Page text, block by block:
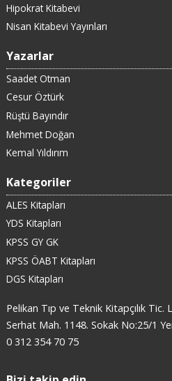
Hipokrat Kitabevi
Nisan Kitabevi Yayınları
Yazarlar
Saadet Otman
Cesur Öztürk
Rüştü Bayındır
Mehmet Doğan
Kemal Yıldırım
Kategoriler
ALES Kitapları
YDS Kitapları
KPSS GY GK
KPSS ÖABT Kitapları
DGS Kitapları
Pelikan Tıp ve Teknik Kitapçılık Tic.
Serhat Mah. 1148. Sokak No:25/1
0 312 354 70 75